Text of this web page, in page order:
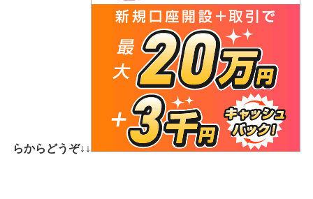
らからどうぞ↓↓